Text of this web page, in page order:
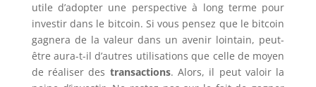
utile d’adopter une perspective à long terme pour
investir dans le bitcoin. Si vous pensez que le bitcoin
gagnera de la valeur dans un avenir lointain, peut-
être aura-t-il d’autres utilisations que celle de moyen
de réaliser des transactions. Alors, il peut valoir la